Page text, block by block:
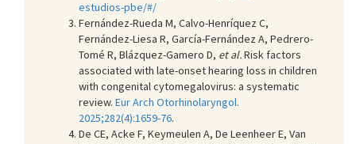
estudios-pbe/#/
Fernández-Rueda M, Calvo-Henríquez C,
Fernández-Liesa R, García-Fernández A, Pedrero-
Tomé R, Blázquez-Gamero D, et al.Risk factors
associated with late-onset hearing loss in children
with congenital cytomegalovirus: a systematic
review. Eur Arch Otorhinolaryngol.
2025;282(4):1659-76.
De CE, Acke F, Keymeulen A, De Leenheer E, Van